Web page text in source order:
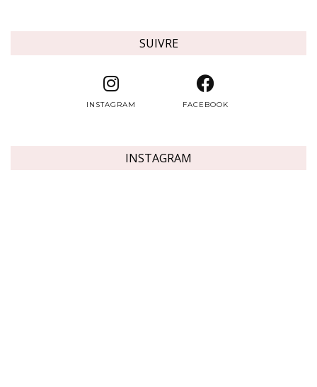
SUIVRE
INSTAGRAM FACEBOOK
INSTAGRAM